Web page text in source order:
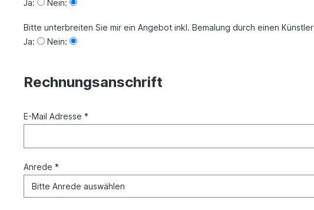
Ja: Nein:
Bitte unterbreiten Sie mir ein Angebot inkl. Bemalung durch einen Künstler
Ja:
Nein:
Rechnungsanschrift
E-Mail Adresse *
Anrede *